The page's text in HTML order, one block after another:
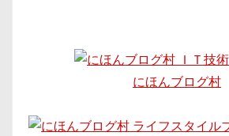
にほんブログ村